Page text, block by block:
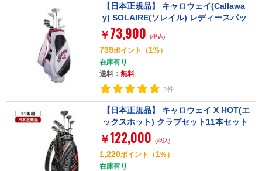
【日本正規品】 キャロウェイ(Callawa
y) SOLAIRE(ソレイル) レディースパッ
ケージセット ピンク 8本セット (W#1、
W#5、6H、I#7、I#9、PW、SW、PT)
カーボンシャフト
￥ 73,900 (税込)
739ポイント （1%）
在庫有り
送料： 無料
1件
【日本正規品】 キャロウェイ X HOT(エ
ックスホット) クラブセット11本セット
(W#1、W#5、5H、I#6-9、Pw、Aw、S
w、PT)キャディバッグ付 2021年モデル
オリジナルスチールシャフト S
￥122,000 (税込)
1,220ポイント （1%）
在庫有り